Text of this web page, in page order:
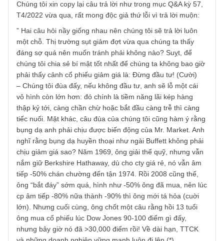
Email *
TGN_S.A.F.E Team
24/05/2022 at 4:21 PM
Chúng tôi xin copy lại câu trả lời như trong mục Q&A kỳ
T4/2022 vừa qua, rất mong độc giả thứ lỗi vì trả lời muộn:
” Hai câu hỏi nầy giống nhau nên chúng tôi sẽ trả lời luôn
một chỗ. Thị trường sụt giảm đợt vừa qua chúng ta thấy
đáng sợ quá nên muốn tránh phải không nào? Suỵt, để
chúng tôi chia sẻ bí mật tốt nhất để chúng ta không bao
phải thấy cảnh cổ phiếu giảm giá là: Đừng đầu tư! (Cười)
– Chúng tôi đùa đấy, nếu không đầu tư, anh sẽ lỗ một cái
vô hình còn lớn hơn: đó chính là tiềm năng lãi kép hàng